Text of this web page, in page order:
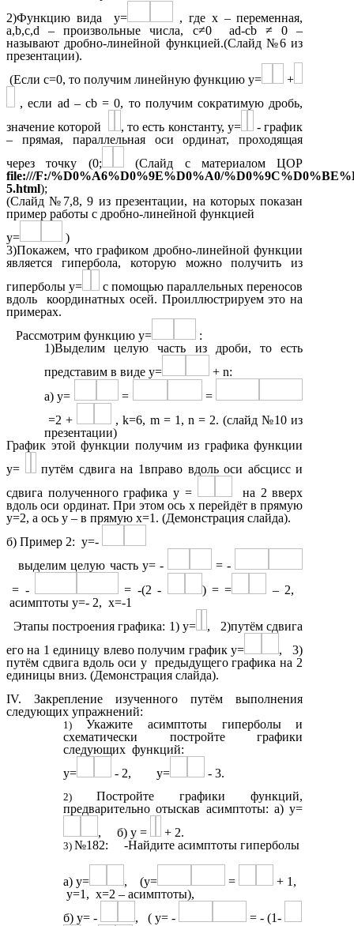
2)Функцию вида y=
, где x – переменная,
a,b,c,d – произвольные числа, c≠0 ad-cb ≠ 0 –
называют дробно-линейной функцией.(Слайд №6 из
презентации).
(Если c=0, то получим линейную функцию y=
+
, если ad – cb = 0, то получим сократимую дробь,
значение которой
, то есть константу, y=
- график
– прямая, параллельная оси ординат, проходящая
через точку (0;
(Слайд с материалом ЦОР
file:///F:/%D0%A6%D0%9E%D0%A0/
5.html);
(Слайд №7,8, 9 из презентации, на которых показан
пример работы с дробно-линейной функцией
y=
)
3)Покажем, что графиком дробно-линейной функции
является гипербола, которую можно получить из
гиперболы y=
с помощью параллельных переносов
вдоль координатных осей. Проиллюстрируем это на
примерах.
Рассмотрим функцию y=
:
1)Выделим целую часть из дроби, то есть
представим в виде y=
+ n:
а) y=
=
=
=2 +
, k=6, m = 1, n = 2. (слайд №10 из
презентации)
График этой функции получим из графика функции
y=
путём сдвига на 1вправо вдоль оси абсцисс и
сдвига полученного графика y =
на 2 вверх
вдоль оси ординат. При этом ось x перейдёт в прямую
y=2, а ось y – в прямую x=1. (Демонстрация слайда).
б) Пример 2: y=-
выделим целую часть y= -
= -
= -
= -(2 - ) = =
– 2,
асимптоты y=- 2, x=-1
Этапы построения графика: 1) y=
, 2)путём сдвига
его на 1 единицу влево получим график y=
, 3)
путём сдвига вдоль оси y предыдущего графика на 2
единицы вниз. (Демонстрация слайда).
IV. Закрепление изученного путём выполнения
следующих упражнений:
Укажите асимптоты гиперболы и
схематически постройте графики
следующих функций:
y=
- 2, y=
- 3.
Постройте графики функций,
предварительно отыскав асимптоты: а) y=
, б) y =
+ 2.
№182: -Найдите асимптоты гиперболы
а) y= , (y= =
+ 1,
y=1, x=2 – асимптоты),
б) y= -
, ( y= -
= - (1-